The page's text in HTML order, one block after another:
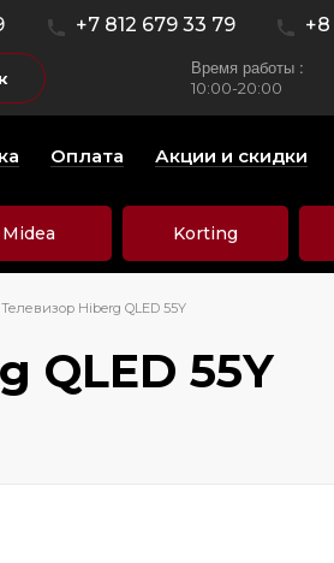
+7 812 679 33 79 +8
Время работы :
10:00-20:00
Оплата Акции и скидки
Midea Korting
Телевизор Hiberg QLED 55Y
QLED 55Y